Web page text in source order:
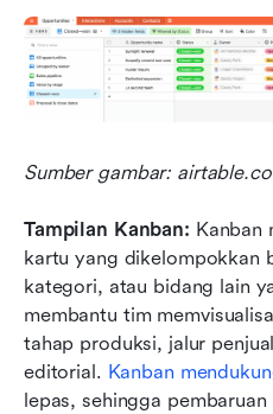
Sumber gambar:
Tampilan Kanban: Kanban
kartu yang dikelompokkan
kategori, atau bidang lain
membantu tim
tahap produksi, jalur
editorial. Kanban
lepas, sehingga